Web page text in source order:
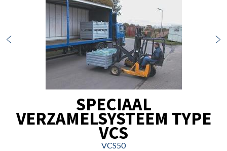
SPECIAAL
VERZAMELSYSTEEM TYPE
VCS
VCS50